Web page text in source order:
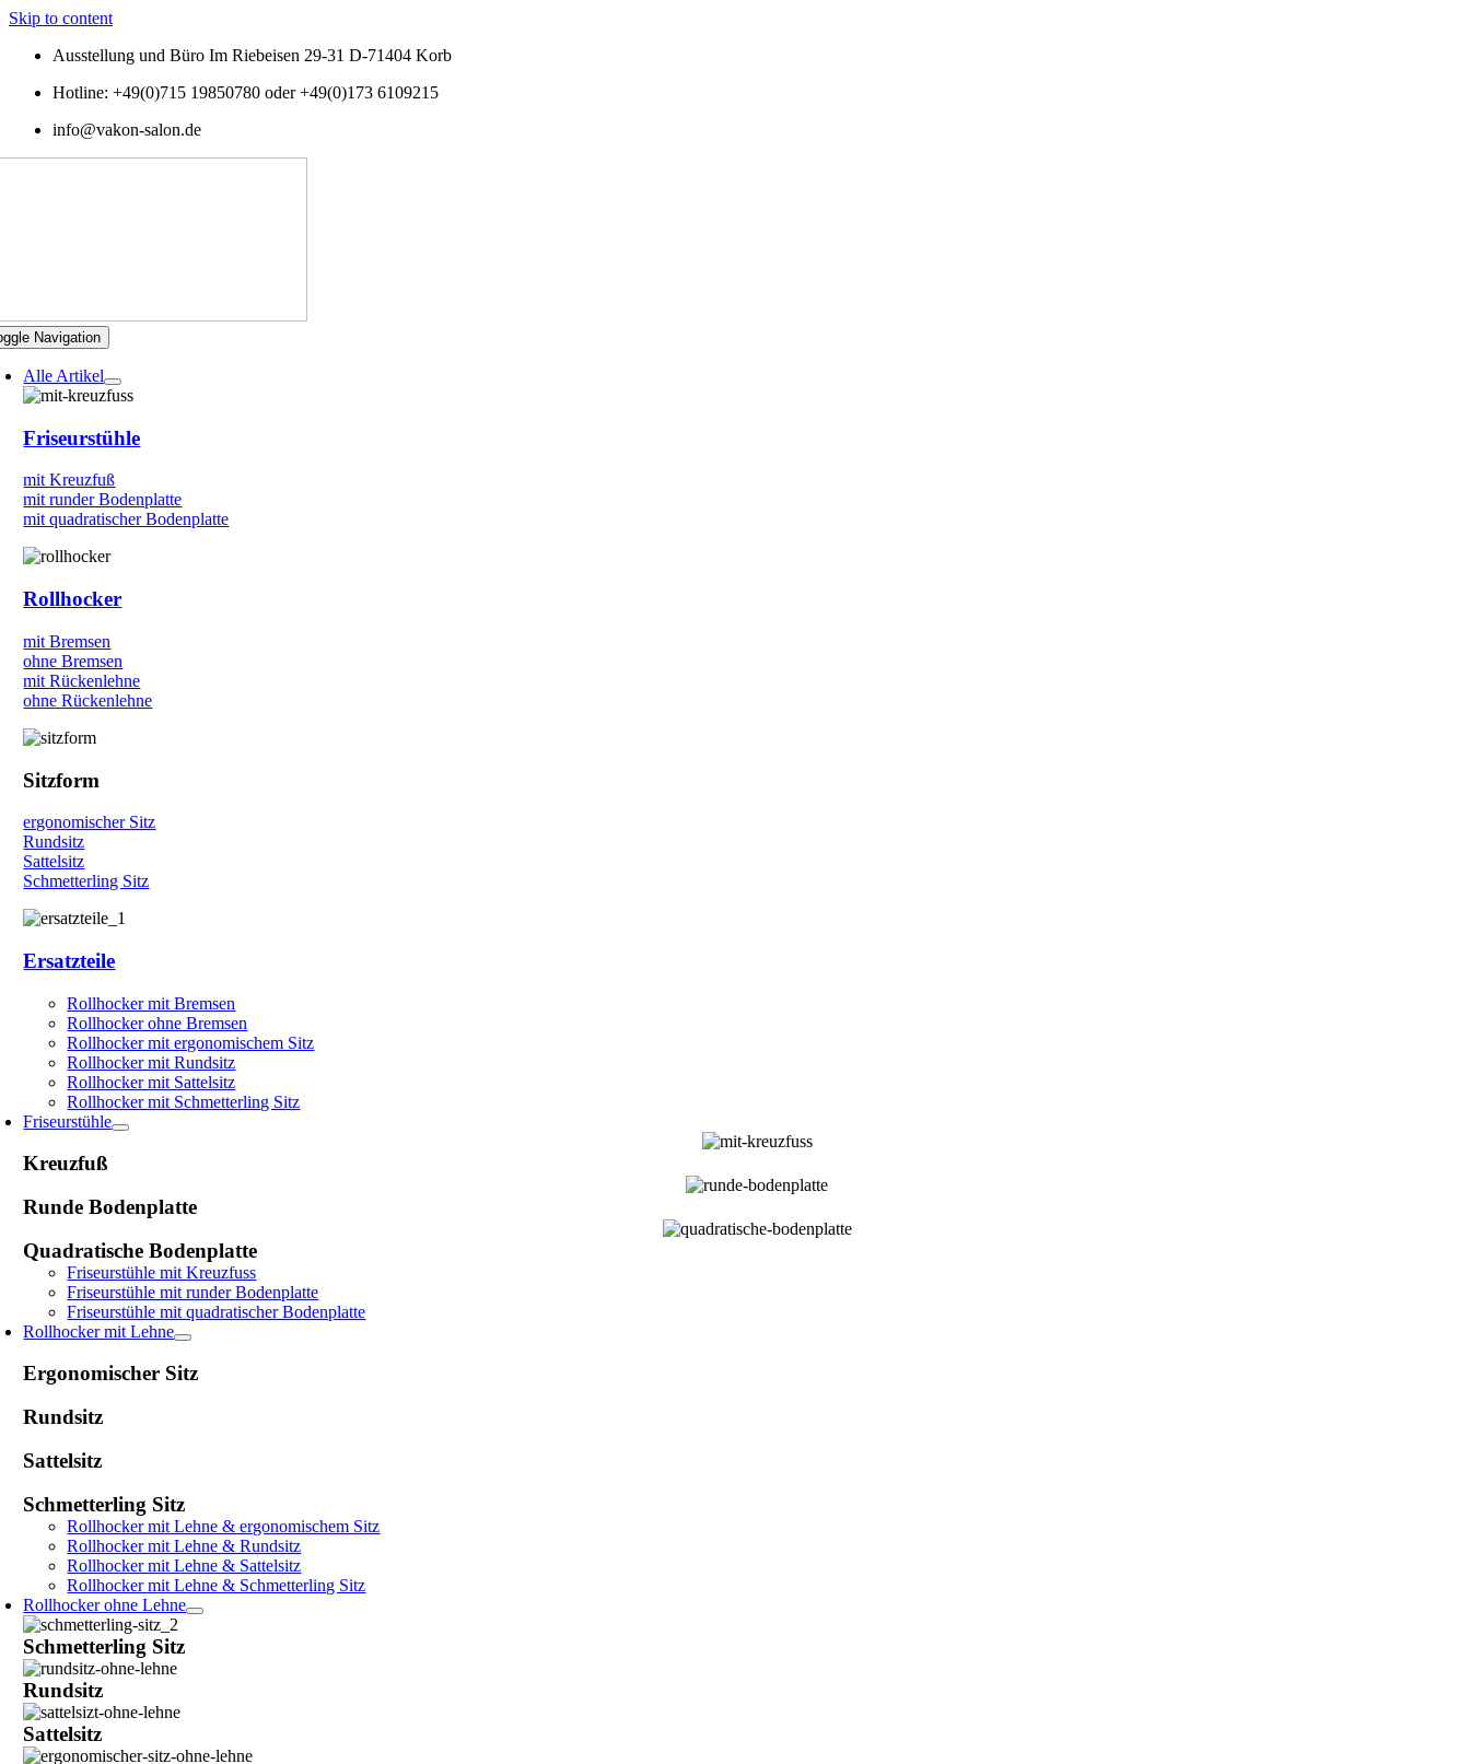
Skip to content
Ausstellung und Büro Im Riebeisen 29-31 D-71404 Korb
Hotline: +49(0)715 19850780 oder +49(0)173 6109215
info@vakon-salon.de
Navigation
Alle Artikel
Friseurstühle
mit Kreuzfuß
mit runder Bodenplatte
mit quadratischer Bodenplatte
Rollhocker
mit Bremsen
ohne Bremsen
mit Rückenlehne
ohne Rückenlehne
Sitzform
ergonomischer Sitz
Rundsitz
Sattelsitz
Schmetterling Sitz
Ersatzteile
Rollhocker mit Bremsen
Rollhocker ohne Bremsen
Rollhocker mit ergonomischem Sitz
Rollhocker mit Rundsitz
Rollhocker mit Sattelsitz
Rollhocker mit Schmetterling Sitz
Friseurstühle
Kreuzfuß
Runde Bodenplatte
Quadratische Bodenplatte
Friseurstühle mit Kreuzfuss
Friseurstühle mit runder Bodenplatte
Friseurstühle mit quadratischer Bodenplatte
Rollhocker mit Lehne
Ergonomischer Sitz
Rundsitz
Sattelsitz
Schmetterling Sitz
Rollhocker mit Lehne & ergonomischem Sitz
Rollhocker mit Lehne & Rundsitz
Rollhocker mit Lehne & Sattelsitz
Rollhocker mit Lehne & Schmetterling Sitz
Rollhocker ohne Lehne
Schmetterling Sitz
Rundsitz
Sattelsitz